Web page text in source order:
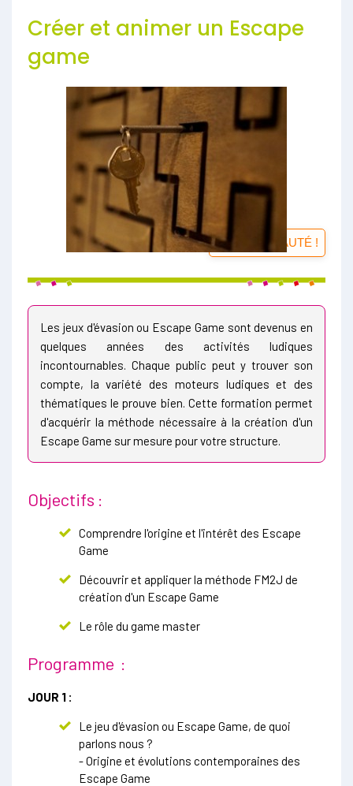
Créer et animer un Escape
game
NOUVEAUTÉ !
Les jeux d'évasion ou Escape Game sont devenus en
quelques années des activités ludiques
incontournables. Chaque public peut y trouver son
compte, la variété des moteurs ludiques et des
thématiques le prouve bien. Cette formation permet
d'acquérir la méthode nécessaire à la création d'un
Escape Game sur mesure pour votre structure.
Objectifs :
Comprendre l'origine et l'intérêt des Escape
Game
Découvrir et appliquer la méthode FM2J de
création d'un Escape Game
Le rôle du game master
Programme :
JOUR 1 :
Le jeu d'évasion ou Escape Game, de quoi
parlons nous ?
- Origine et évolutions contemporaines des
Escape Game